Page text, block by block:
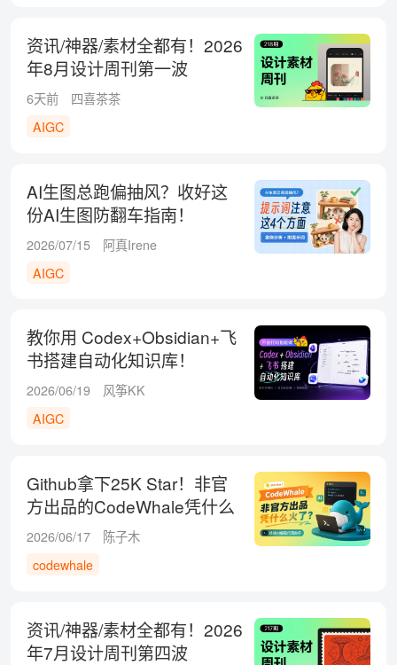
资讯/神器/素材全都有！2026
年8月设计周刊第一波
6天前
四喜茶茶
AIGC
AI生图总跑偏抽风？收好这
份AI生图防翻车指南！
2026/07/15
阿真Irene
AIGC
教你用 Codex+Obsidian+飞
书搭建自动化知识库！
2026/06/19
风筝KK
AIGC
Github拿下25K Star！非官
方出品的CodeWhale凭什么
火了？
2026/06/17
陈子木
codewhale
资讯/神器/素材全都有！2026
年7月设计周刊第四波